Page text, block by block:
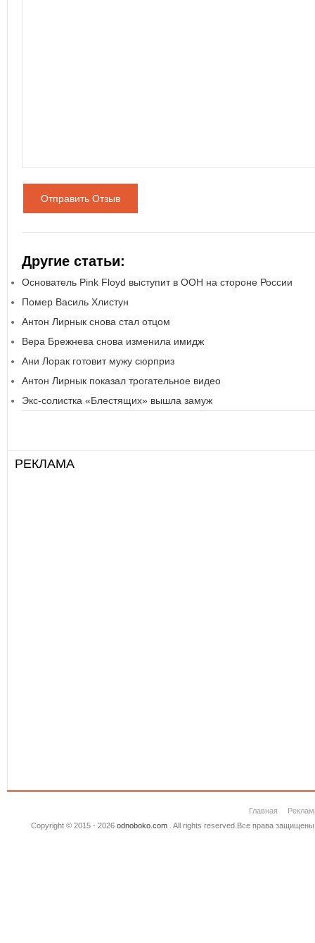
Отправить Отзыв
Другие статьи:
Основатель Pink Floyd выступит в ООН на стороне России
Помер Василь Хлистун
Антон Лирнык снова стал отцом
Вера Брежнева снова изменила имидж
Ани Лорак готовит мужу сюрприз
Антон Лирнык показал трогательное видео
Экс-солистка «Блестящих» вышла замуж
РЕКЛАМА
Главная
Copyright © 2015 - 2026 odnoboko.com. All rights reserved.Все права защищены.